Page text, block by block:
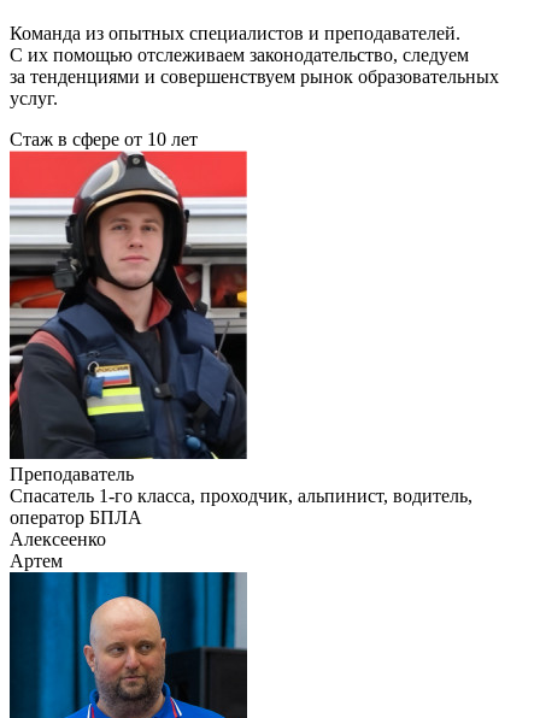
Команда из опытных специалистов и преподавателей.
С их помощью отслеживаем законодательство, следуем
за тенденциями и совершенствуем рынок образовательных
услуг.
Стаж в сфере от 10 лет
Преподаватель
Cпасатель 1-го класса, проходчик, альпинист, водитель,
оператор БПЛА
Алексеенко
Артем